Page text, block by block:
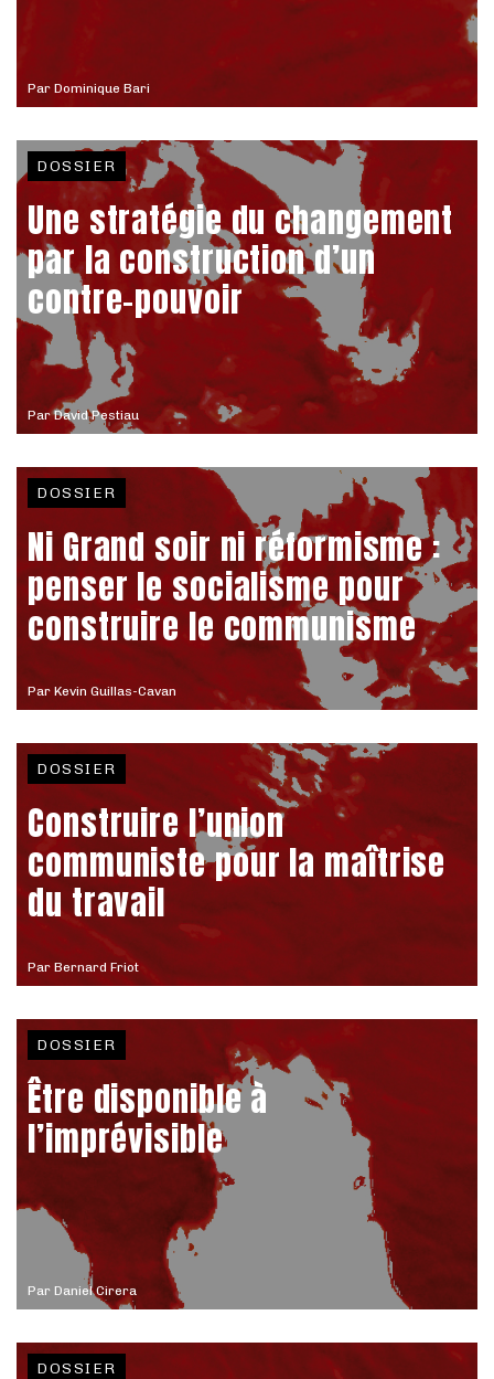
Par Dominique Bari
ParDavid Pestiau
DOSSIER
Une stratégie du changement
par la construction d’un
contre-pouvoir
Par Kevin Guillas-Cavan
DOSSIER
Ni Grand soir ni réformisme :
penser le socialisme pour
construire le communisme
Par Bernard Friot
DOSSIER
Construire l’union
communiste pour la maîtrise
du travail
Par Daniel Cirera
DOSSIER
Être disponible à
l’imprévisible
DOSSIER